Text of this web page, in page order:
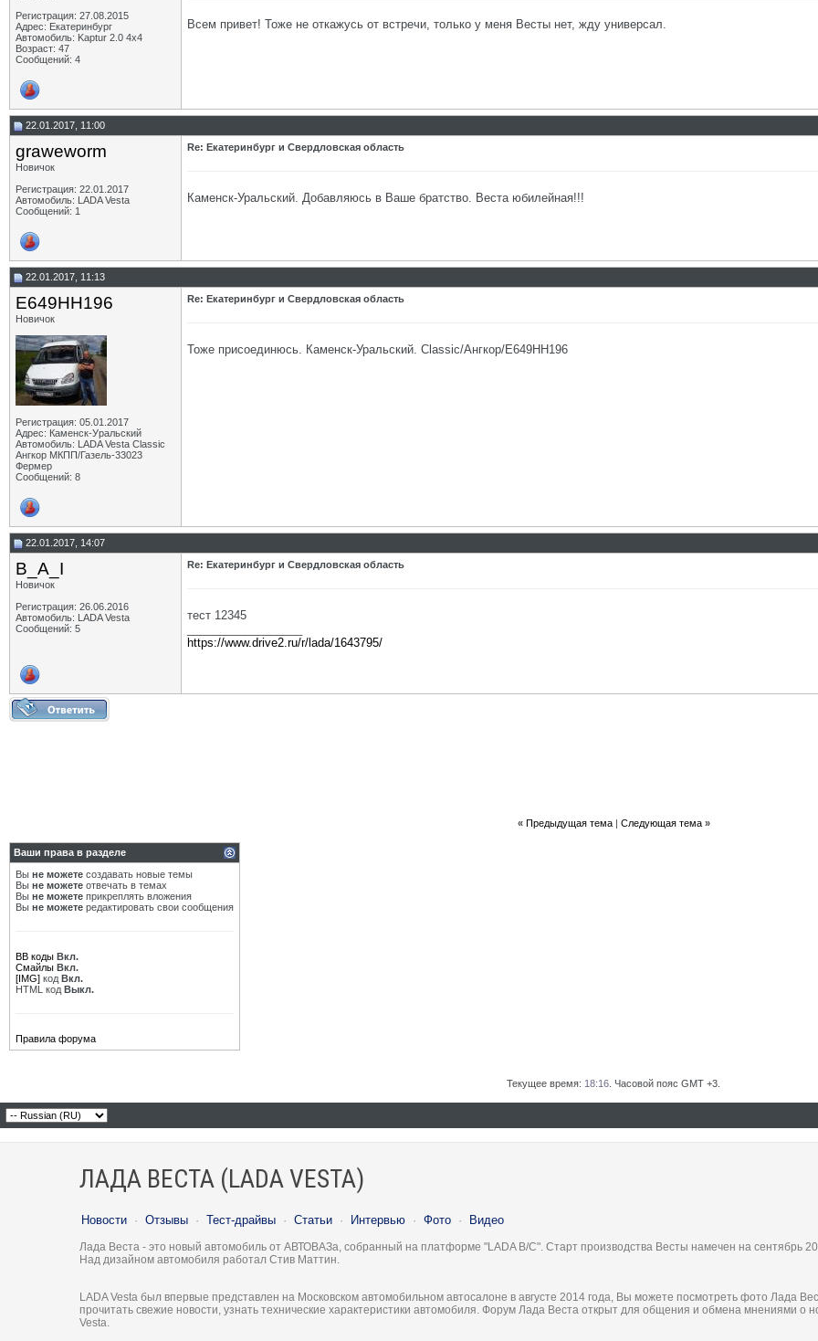
Регистрация: 27.08.2015
Адрес: Екатеринбург
Автомобиль: Kaptur 2.0 4х4
Возраст: 47
Сообщений: 4
Всем привет! Тоже не откажусь от встречи, только у меня Весты нет, жду универсал.
22.01.2017, 11:00
graweworm
Новичок
Регистрация: 22.01.2017
Автомобиль: LADA Vesta
Сообщений: 1
Re: Екатеринбург и Свердловская область
Каменск-Уральский. Добавляюсь в Ваше братство. Веста юбилейная!!!
22.01.2017, 11:13
Е649НН196
Новичок
Регистрация: 05.01.2017
Адрес: Каменск-Уральский
Автомобиль: LADA Vesta Classic
Ангкор МКПП/Газель-33023
Фермер
Сообщений: 8
Re: Екатеринбург и Свердловская область
Тоже присоединюсь. Каменск-Уральский. Classic/Ангкор/Е649НН196
22.01.2017, 14:07
B_A_I
Новичок
Регистрация: 26.06.2016
Автомобиль: LADA Vesta
Сообщений: 5
Re: Екатеринбург и Свердловская область
тест 12345
https://www.drive2.ru/r/lada/1643795/
« Предыдущая тема| Следующая тема »
Ваши права в разделе
Вы не можете создавать новые темы
Вы не можете отвечать в темах
Вы не можете прикреплять вложения
Вы не можете редактировать свои сообщения
BB коды Вкл.
Смайлы Вкл.
[IMG] код Вкл.
HTML код Выкл.
Правила форума
Текущее время: 18:16 . Часовой пояс GMT +3.
ЛАДА ВЕСТА (LADA VESTA)
Новости · Отзывы · Тест-драйвы · Статьи · Интервью · Фото · Видео
Лада Веста - это новый автомобиль от АВТОВАЗа, собранный на платформе "LADA B/C". Старт производства Весты намечен на сентябрь
Над дизайном автомобиля работал Стив Маттин.
LADA Vesta был впервые представлен на Московском автомобильном автосалоне в августе 2014 года, Вы можете посмотреть фото Лада
прочитать свежие новости, узнать технические характеристики автомобиля. Форум Лада Веста открыт для общения и обмена мнениями о
Vesta.